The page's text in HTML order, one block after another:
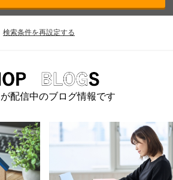
検索条件を再設定する
配信中のブログ情報です